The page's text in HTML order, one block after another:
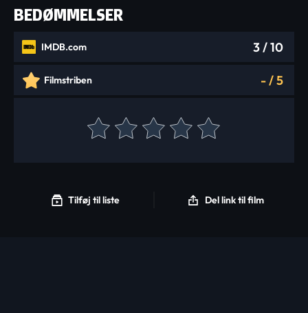
BEDØMMELSER
IMDB.com 3/ 10
Filmstriben -/5
Tilføj til liste Del link til film